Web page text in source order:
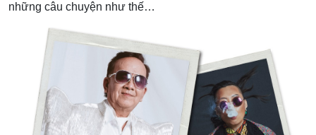
những câu chuyện như thế…